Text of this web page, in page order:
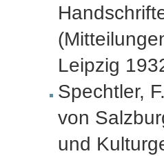
Leipzig
Spechtler,
von
und